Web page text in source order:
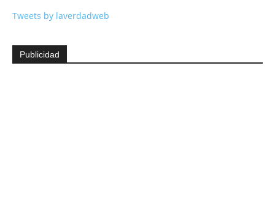
Tweets by laverdadweb
Publicidad